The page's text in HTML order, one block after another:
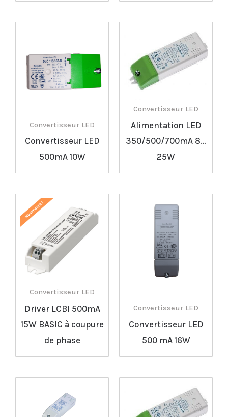
Convertisseur LED
Convertisseur LED
500mA 10W
Convertisseur LED
Alimentation LED
350/500/700mA 8…
25W
Convertisseur LED
Driver LCBI 500mA
15W BASIC à coupure
de phase
Convertisseur LED
Convertisseur LED
500 mA 16W